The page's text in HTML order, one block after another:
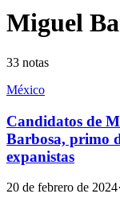
Miguel
33 notas
México
Candidatos de
Barbosa, primo
expanistas
20 de febrero de 2024·